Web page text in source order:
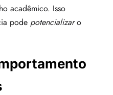
acadêmico. Isso
pode potencializaro